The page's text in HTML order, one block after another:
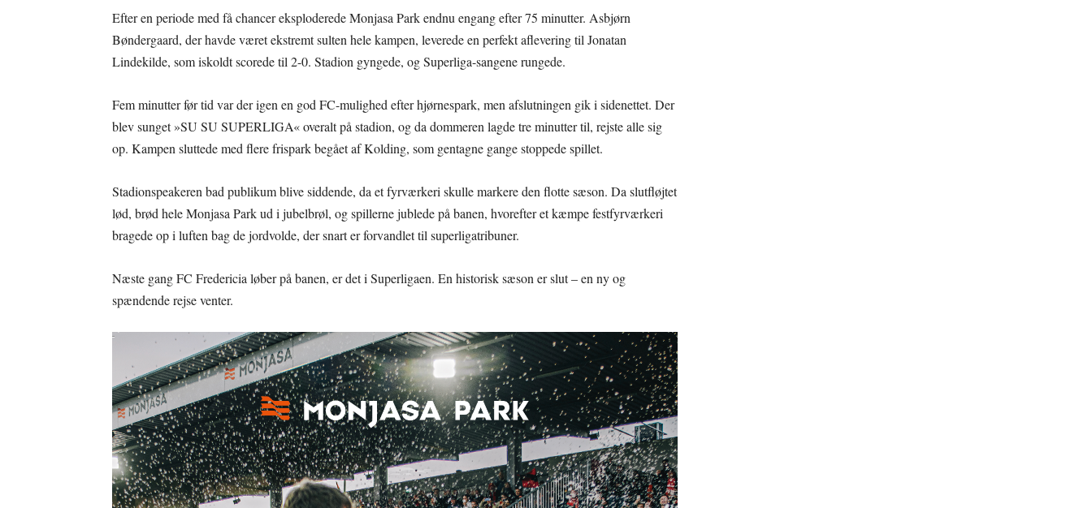
Efter en periode med få chancer eksploderede Monjasa Park endnu engang efter 75 minutter. Asbjørn
Bøndergaard, der havde været ekstremt sulten hele kampen, leverede en perfekt aflevering til Jonatan
Lindekilde, som iskoldt scorede til 2-0. Stadion gyngede, og Superliga-sangene rungede.
Fem minutter før tid var der igen en god FC-mulighed efter hjørnespark, men afslutningen gik i sidenettet. Der
blev sunget »SU SU SUPERLIGA« overalt på stadion, og da dommeren lagde tre minutter til, rejste alle sig
op. Kampen sluttede med flere frispark begået af Kolding, som gentagne gange stoppede spillet.
Stadionspeakeren bad publikum blive siddende, da et fyrværkeri skulle markere den flotte sæson. Da slutfløjtet
lød, brød hele Monjasa Park ud i jubelbrøl, og spillerne jublede på banen, hvorefter et kæmpe festfyrværkeri
bragede op i luften bag de jordvolde, der snart er forvandlet til superligatribuner.
Næste gang FC Fredericia løber på banen, er det i Superligaen. En historisk sæson er slut – en ny og
spændende rejse venter.